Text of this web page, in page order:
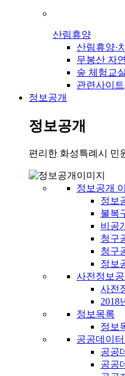
산림휴양
산림휴양·
무봉산 자
숲 체험교실
관련사이트
정보공개
정보공개
편리한 화성특례시 민
정보공개
정보
불복
비공
청구
청구
정보
사전정보
사전
2018
정보목록
정보
공공데이
공공
공공